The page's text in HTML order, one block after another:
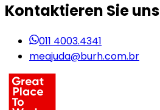
Kontaktieren Sie uns
011 4003.4341
meajuda@burh.com.br